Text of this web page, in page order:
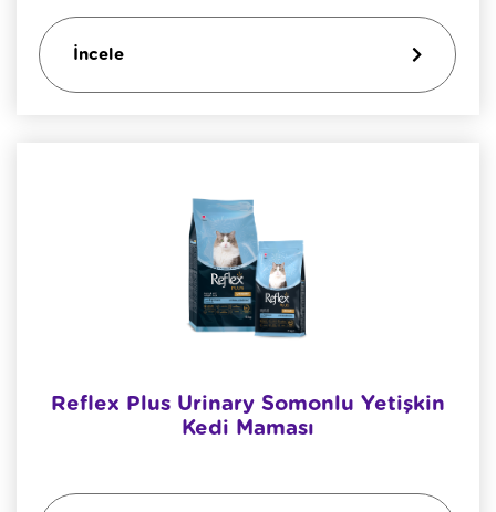
İncele
Reflex Plus Urinary Somonlu Yetişkin
Kedi Maması